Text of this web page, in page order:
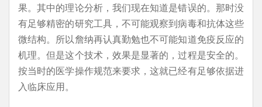
果。其中的理论分析，我们现在知道是错误的。那时没
有足够精密的研究工具，不可能观察到病毒和抗体这些
微结构。所以詹纳再认真勤勉也不可能知道免疫反应的
机理。但是这个技术，效果是显著的，过程是安全的。
按当时的医学操作规范来要求，这就已经有足够依据进
入临床应用。